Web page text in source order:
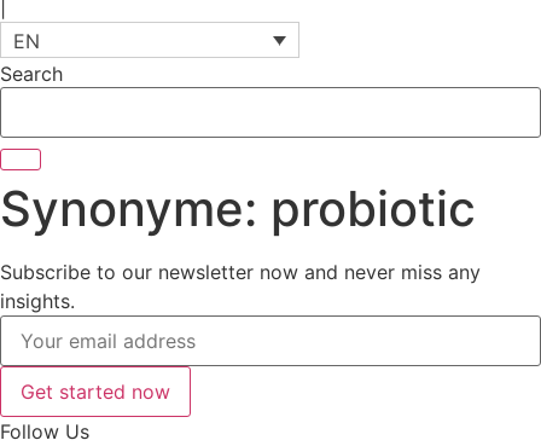
EN
Search
Synonyme: probiotic
Subscribe to our newsletter now and never miss any
insights.
Get started now
Follow Us